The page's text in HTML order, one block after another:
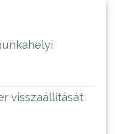
visszaállítását